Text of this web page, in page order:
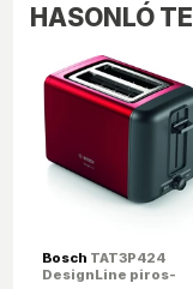
HASONLÓ
Bosch TAT3P424
DesignLine piros-